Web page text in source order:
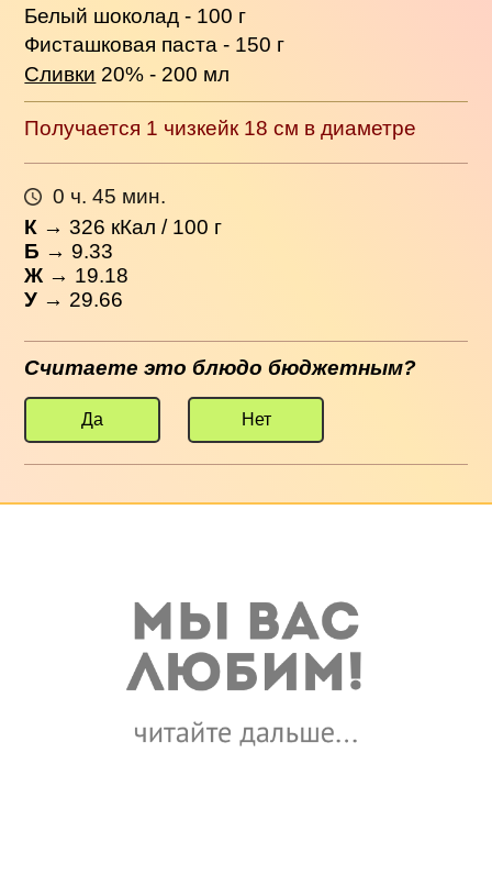
Белый шоколад - 100 г
Фисташковая паста - 150 г
Сливки 20% - 200 мл
Получается 1 чизкейк 18 см в диаметре
0 ч. 45 мин.
К →326 кКал / 100 г
Б → 9.33
Ж → 19.18
У → 29.66
Считаете это блюдо бюджетным?
Да Нет